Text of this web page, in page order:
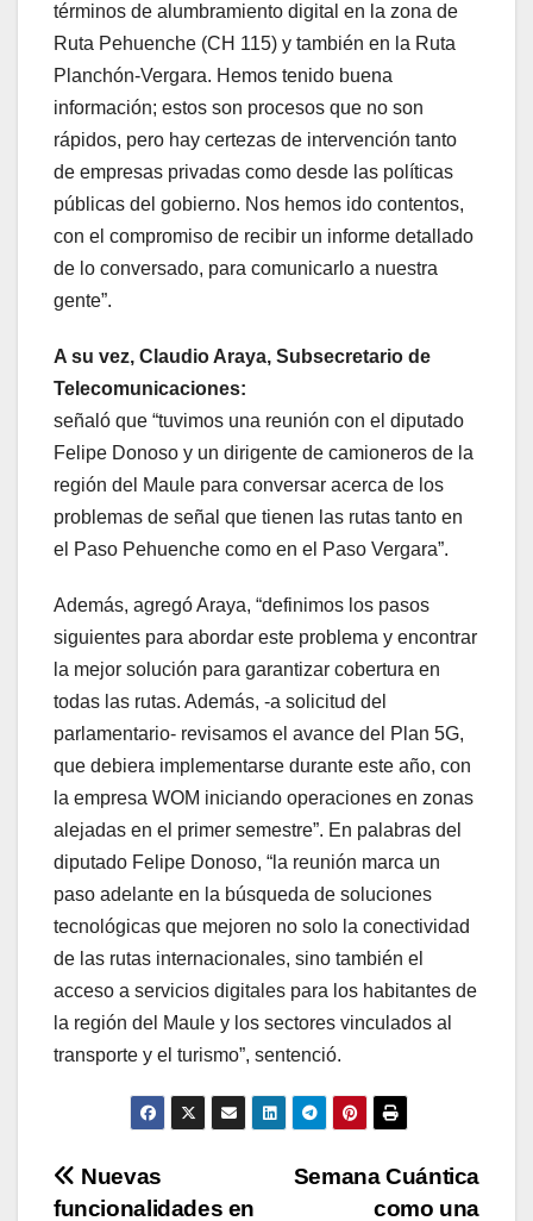
términos de alumbramiento digital en la zona de
Ruta Pehuenche (CH 115) y también en la Ruta
Planchón-Vergara. Hemos tenido buena
información; estos son procesos que no son
rápidos, pero hay certezas de intervención tanto
de empresas privadas como desde las políticas
públicas del gobierno. Nos hemos ido contentos,
con el compromiso de recibir un informe detallado
de lo conversado, para comunicarlo a nuestra
gente”.
A su vez, Claudio Araya, Subsecretario de
Telecomunicaciones:
señaló que “tuvimos una reunión con el diputado
Felipe Donoso y un dirigente de camioneros de la
región del Maule para conversar acerca de los
problemas de señal que tienen las rutas tanto en
el Paso Pehuenche como en el Paso Vergara”.
Además, agregó Araya, “definimos los pasos
siguientes para abordar este problema y encontrar
la mejor solución para garantizar cobertura en
todas las rutas. Además, -a solicitud del
parlamentario- revisamos el avance del Plan 5G,
que debiera implementarse durante este año, con
la empresa WOM iniciando operaciones en zonas
alejadas en el primer semestre”. En palabras del
diputado Felipe Donoso, “la reunión marca un
paso adelante en la búsqueda de soluciones
tecnológicas que mejoren no solo la conectividad
de las rutas internacionales, sino también el
acceso a servicios digitales para los habitantes de
la región del Maule y los sectores vinculados al
transporte y el turismo”, sentenció.
Navegación
Semana Cuántica
como una
Nuevas
funcionalidades en